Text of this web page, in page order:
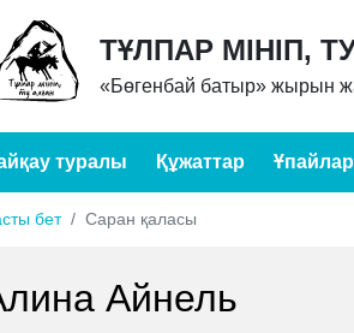
ТҰЛПАР МІНІП,
«Бөгенбай батыр» жырын
туралы Құжаттар Ұпайлар
бет Саран қаласы
Айнель